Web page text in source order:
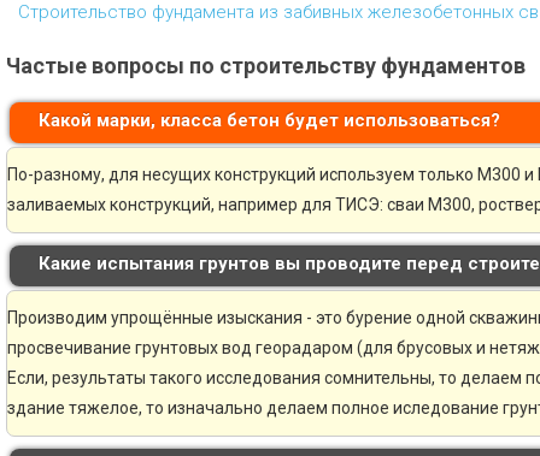
Строительство фундамента из забивных железобетонных
Частые вопросы по строительству фундаментов
Какой марки, класса бетон будет использоваться?
По-разному, для несущих конструкций используем только М300
заливаемых конструкций, например для ТИСЭ: сваи М300,
Какие испытания грунтов вы проводите перед
Производим упрощённые изыскания - это бурение одной
просвечивание грунтовых вод георадаром (для брусовых и
Если, результаты такого исследования сомнительны, то делаем
здание тяжелое, то изначально делаем полное иследование